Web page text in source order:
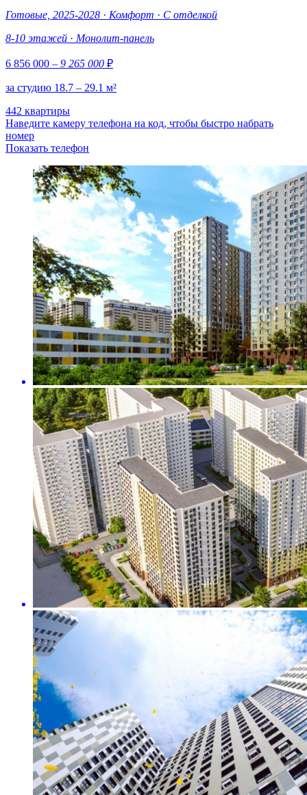
Готовые, 2025-2028 · Комфорт · С отделкой
8-10 этажей · Монолит-панель
6 856 000 – 9 265 000 ₽
за студию 18.7 – 29.1 м²
442 квартиры
Наведите камеру телефона на код, чтобы быстро набрать
номер
Показать телефон